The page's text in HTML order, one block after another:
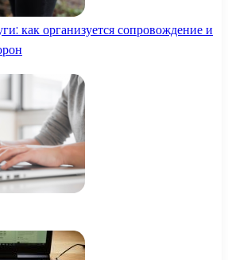
как организуется сопровождение и